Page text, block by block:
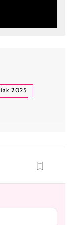
2025